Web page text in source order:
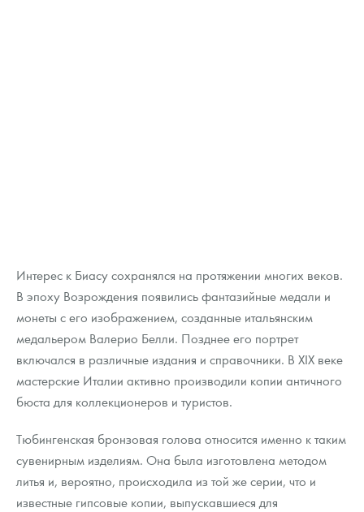
Интерес к Биасу сохранялся на протяжении многих веков.
В эпоху Возрождения появились фантазийные медали и
монеты с его изображением, созданные итальянским
медальером Валерио Белли. Позднее его портрет
включался в различные издания и справочники. В XIX веке
мастерские Италии активно производили копии античного
бюста для коллекционеров и туристов.
Тюбингенская бронзовая голова относится именно к таким
сувенирным изделиям. Она была изготовлена методом
литья и, вероятно, происходила из той же серии, что и
известные гипсовые копии, выпускавшиеся для